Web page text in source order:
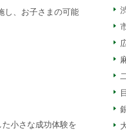
し、お子さまの可能
小さな成功体験を